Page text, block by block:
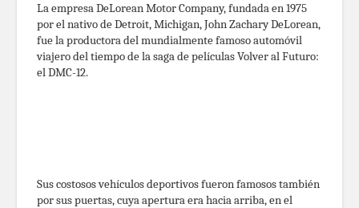
La empresa DeLorean Motor Company, fundada en 1975
por el nativo de Detroit, Michigan, John Zachary DeLorean,
fue la productora del mundialmente famoso automóvil
viajero del tiempo de la saga de películas Volver al Futuro:
el DMC-12.
Sus costosos vehículos deportivos fueron famosos también
por sus puertas, cuya apertura era hacia arriba, en el